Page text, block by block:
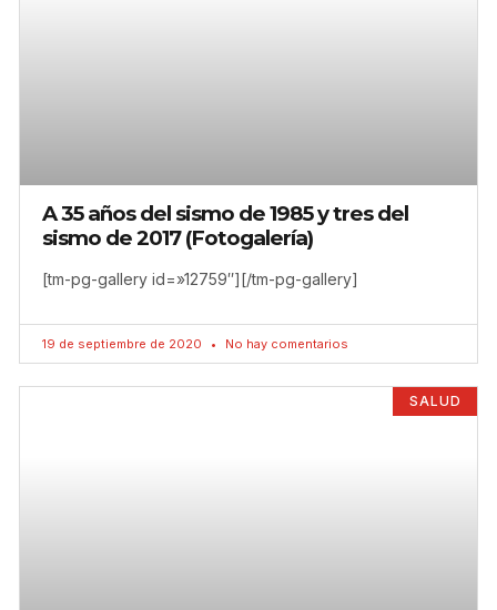
A 35 años del sismo de 1985 y tres del
sismo de 2017 (Fotogalería)
[tm-pg-gallery id=»12759″][/tm-pg-gallery]
19 de septiembre de 2020 No hay comentarios
SALUD